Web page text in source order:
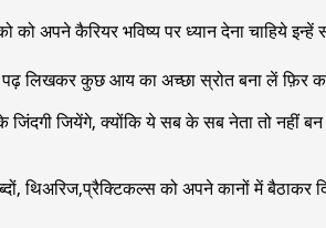
अपने कैरियर भविष्य पर ध्यान देना चाहिये
लिखकर कुछ आय का अच्छा स्रोत बना लें फ़िर
जियेंगे, क्योंकि ये सब के सब नेता तो नहीं
थिअरिज,प्रैक्टिकल्स को अपने कानों में